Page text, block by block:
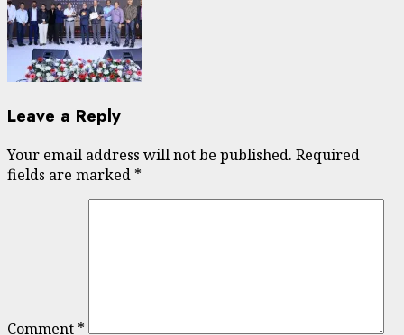
Leave a Reply
Your email address will not be published. Required
fields are marked *
Comment *